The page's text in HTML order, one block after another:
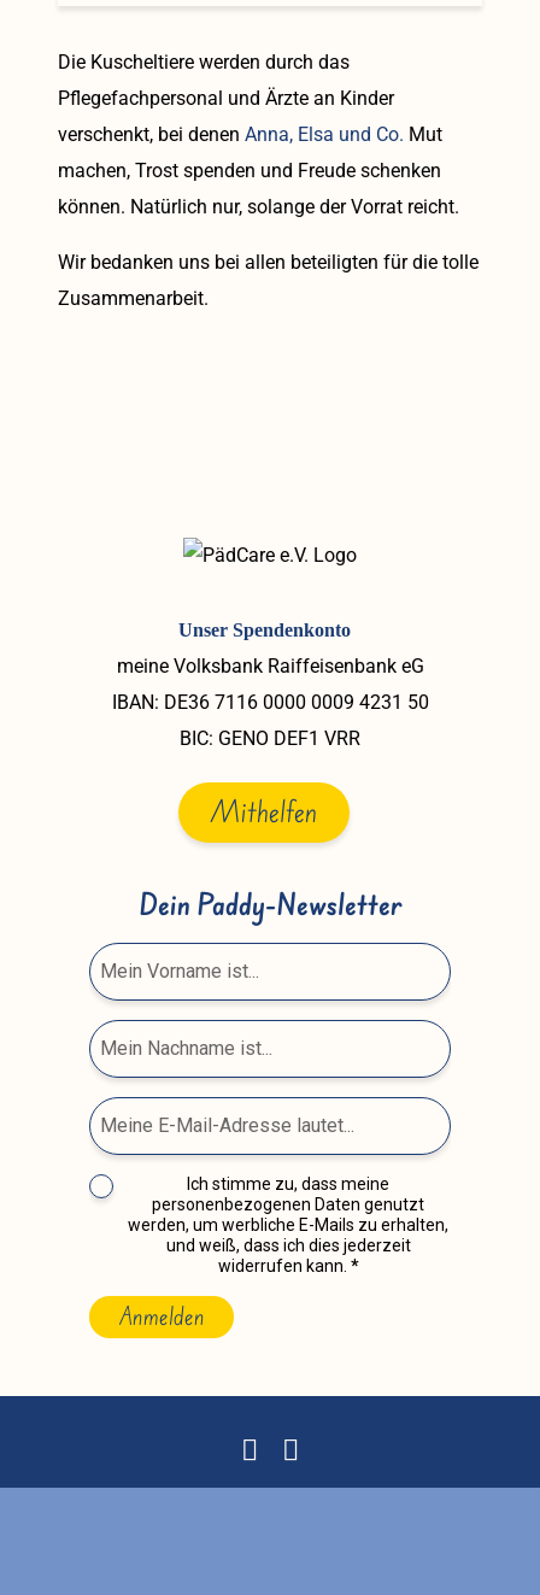
Die Kuscheltiere werden durch das
Pflegefachpersonal und Ärzte an Kinder
verschenkt, bei denen Anna, Elsa und Co. Mut
machen, Trost spenden und Freude schenken
können. Natürlich nur, solange der Vorrat reicht.
Wir bedanken uns bei allen beteiligten für die tolle
Zusammenarbeit.
Unser Spendenkonto
meine Volksbank Raiffeisenbank eG
IBAN: DE36 7116 0000 0009 4231 50
BIC: GENO DEF1 VRR
Mithelfen
Dein Paddy-Newsletter
Ich stimme zu, dass meine
personenbezogenen Daten genutzt
werden, um werbliche E-Mails zu erhalten,
und weiß, dass ich dies jederzeit
widerrufen kann.
Anmelden